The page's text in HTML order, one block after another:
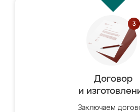
Договор
и
Заключаем